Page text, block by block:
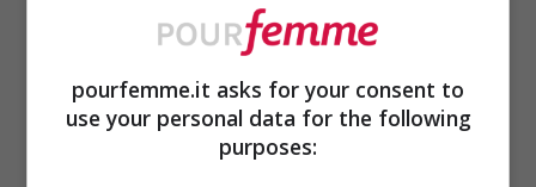
Nel corso della prima puntata, non è stato
dedicato molto tempo al tentatore se non
nella prima fase. Al momento, quindi, non
sappiamo a chi si avvicinerà durante il
pourfemme.it asks for your consent to
use your personal data for the following
purposes: